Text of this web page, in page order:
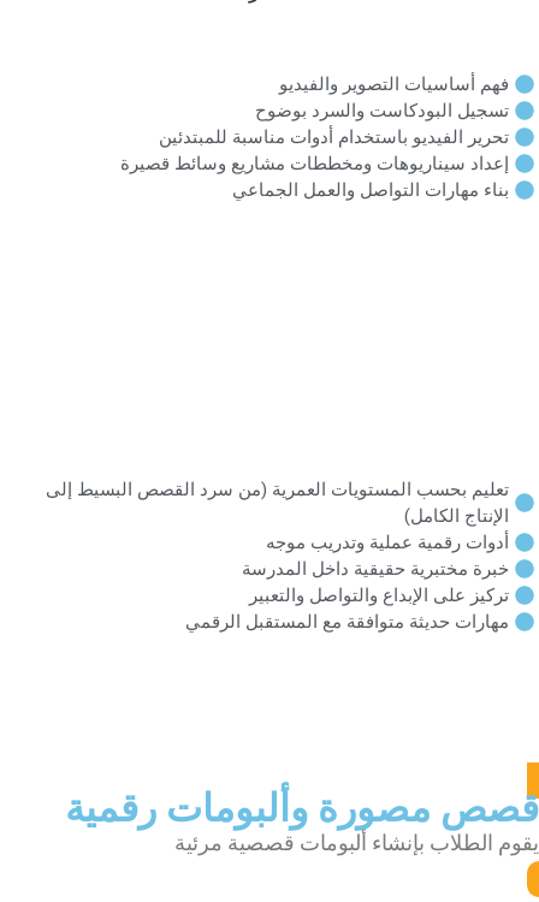
فهم أساسيات التصوير والفيديو
تسجيل البودكاست والسرد بوضوح
تحرير الفيديو باستخدام أدوات مناسبة للمبتدئين
إعداد سيناريوهات ومخططات مشاريع وسائط قصيرة
بناء مهارات التواصل والعمل الجماعي
تعليم بحسب المستويات العمرية (من سرد القصص البسيط إلى
الإنتاج الكامل)
أدوات رقمية عملية وتدريب موجه
خبرة مختبرية حقيقية داخل المدرسة
تركيز على الإبداع والتواصل والتعبير
مهارات حديثة متوافقة مع المستقبل الرقمي
قصص مصورة وألبومات رقمية
يقوم الطلاب بإنشاء ألبومات قصصية مرئية